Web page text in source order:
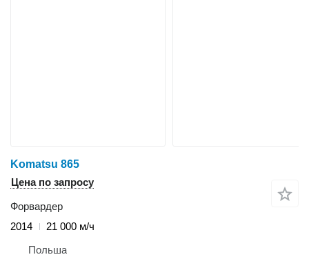
Komatsu 865
Цена по запросу
Форвардер
2014
21 000 м/ч
Польша